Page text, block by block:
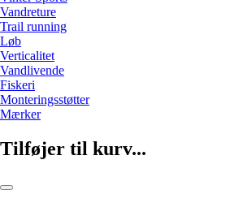
Vandreture
Trail running
Løb
Verticalitet
Vandlivende
Fiskeri
Monteringsstøtter
Mærker
Tilføjer til kurv...